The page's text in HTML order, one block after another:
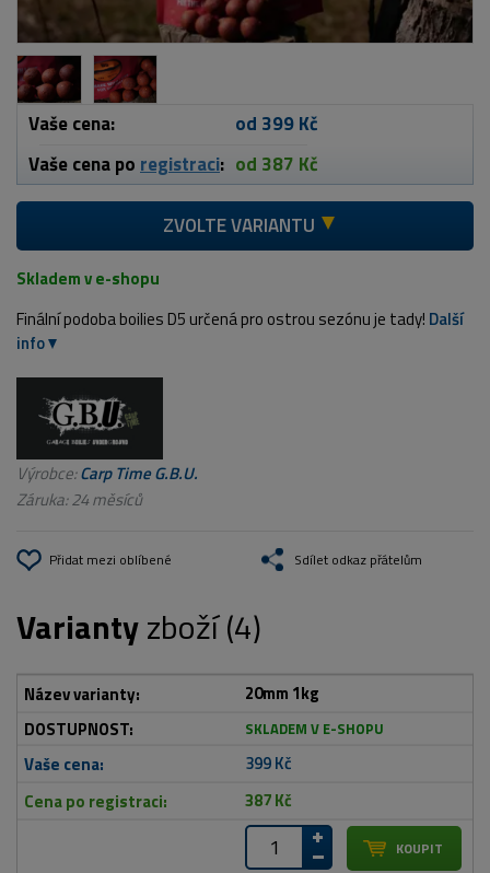
Vaše cena:
od 399 Kč
Vaše cena po registraci: od 387 Kč
ZVOLTE VARIANTU
Skladem v e-shopu
Finální podoba boilies D5 určená pro ostrou sezónu je tady! Další
info
Výrobce:Carp Time G.B.U.
Záruka: 24 měsíců
Přidat mezi oblíbené Sdílet odkaz přátelům
Variantyzboží (4)
20mm 1kg
SKLADEM V E-SHOPU
399 Kč
387 Kč